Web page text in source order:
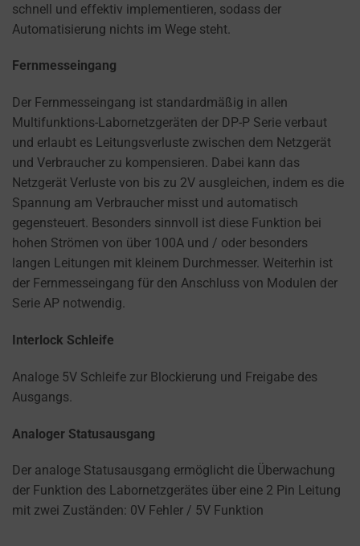
schnell und effektiv implementieren, sodass der
Automatisierung nichts im Wege steht.
Fernmesseingang
Der Fernmesseingang ist standardmäßig in allen
Multifunktions-Labornetzgeräten der DP-P Serie verbaut
und erlaubt es Leitungsverluste zwischen dem Netzgerät
und Verbraucher zu kompensieren. Dabei kann das
Netzgerät Verluste von bis zu 2V ausgleichen, indem es die
Spannung am Verbraucher misst und automatisch
gegensteuert. Besonders sinnvoll ist diese Funktion bei
hohen Strömen von über 100A und / oder besonders
langen Leitungen mit kleinem Durchmesser. Weiterhin ist
der Fernmesseingang für den Anschluss von Modulen der
Serie AP notwendig.
Interlock Schleife
Analoge 5V Schleife zur Blockierung und Freigabe des
Ausgangs.
Analoger Statusausgang
Der analoge Statusausgang ermöglicht die Überwachung
der Funktion des Labornetzgerätes über eine 2 Pin Leitung
mit zwei Zuständen: 0V Fehler / 5V Funktion